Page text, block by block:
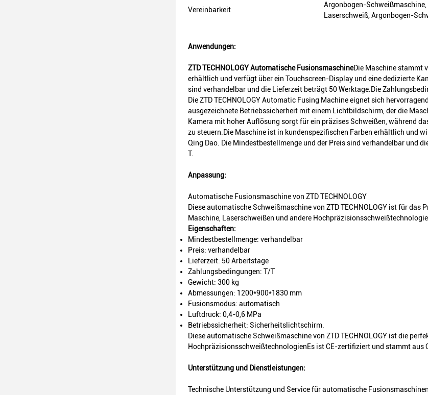
Vereinbarkeit
Argonbogen-
Laserschweiß, Argonbogen-
Anwendungen:
ZTD TECHNOLOGY Automatische FusionsmaschineDie Maschine stammt
erhältlich und verfügt über ein Touchscreen-Display und eine dedizierte
sind verhandelbar und die Lieferzeit beträgt 50 Werktage.Die
Die ZTD TECHNOLOGY Automatic Fusing Machine eignet sich
ausgezeichnete Betriebssicherheit mit einem Lichtbildschirm, der die
Kamera mit hoher Auflösung sorgt für ein präzises Schweißen, während
zu steuern.Die Maschine ist in kundenspezifischen Farben erhältlich und
Qing Dao. Die Mindestbestellmenge und der Preis sind verhandelbar und
T.
Anpassung:
Automatische Fusionsmaschine von ZTD TECHNOLOGY
Diese automatische Schweißmaschine von ZTD TECHNOLOGY ist für
Maschine, Laserschweißen und andere
Eigenschaften:
Mindestbestellmenge: verhandelbar
Preis: verhandelbar
Lieferzeit: 50 Arbeitstage
Zahlungsbedingungen: T/T
Gewicht: 300 kg
Abmessungen: 1200*900*1830 mm
Fusionsmodus: automatisch
Luftdruck: 0,4-0,6 MPa
Betriebssicherheit: Sicherheitslichtschirm.
Diese automatische Schweißmaschine von ZTD TECHNOLOGY ist die
HochpräzisionsschweißtechnologienEs ist CE-zertifiziert und stammt aus
Unterstützung und Dienstleistungen:
Technische Unterstützung und Service für automatische Fusionsmaschinen